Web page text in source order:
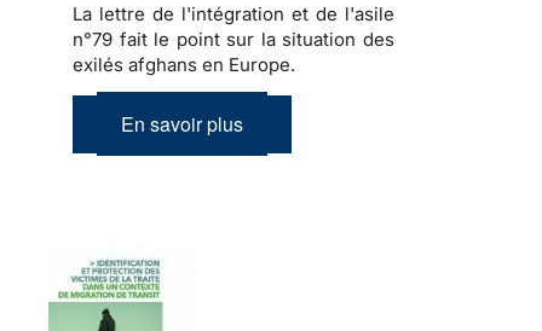
La lettre de l'intégration et de l'asile
n°79 fait le point sur la situation des
exilés afghans en Europe.
En savoir plus